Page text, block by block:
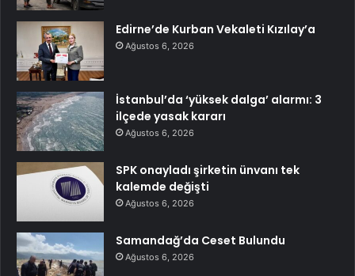
Edirne’de Kurban Vekaleti Kızılay’a
Ağustos 6, 2026
İstanbul’da ‘yüksek dalga’ alarmı: 3
ilçede yasak kararı
Ağustos 6, 2026
SPK onayladı şirketin ünvanı tek
kalemde değişti
Ağustos 6, 2026
Samandağ’da Ceset Bulundu
Ağustos 6, 2026